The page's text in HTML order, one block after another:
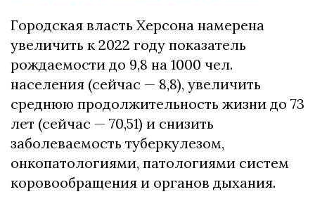
Городская власть Херсона намерена
увеличить к 2022 году показатель
рождаемости до 9,8 на 1000 чел.
населения (сейчас — 8,8), увеличить
среднюю продолжительность жизни до 73
лет (сейчас — 70,51) и снизить
заболеваемость туберкулезом,
онкопатологиями, патологиями систем
коровообращения и органов дыхания.